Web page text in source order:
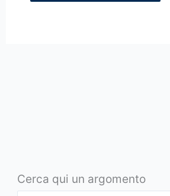
Cerca qui un argomento